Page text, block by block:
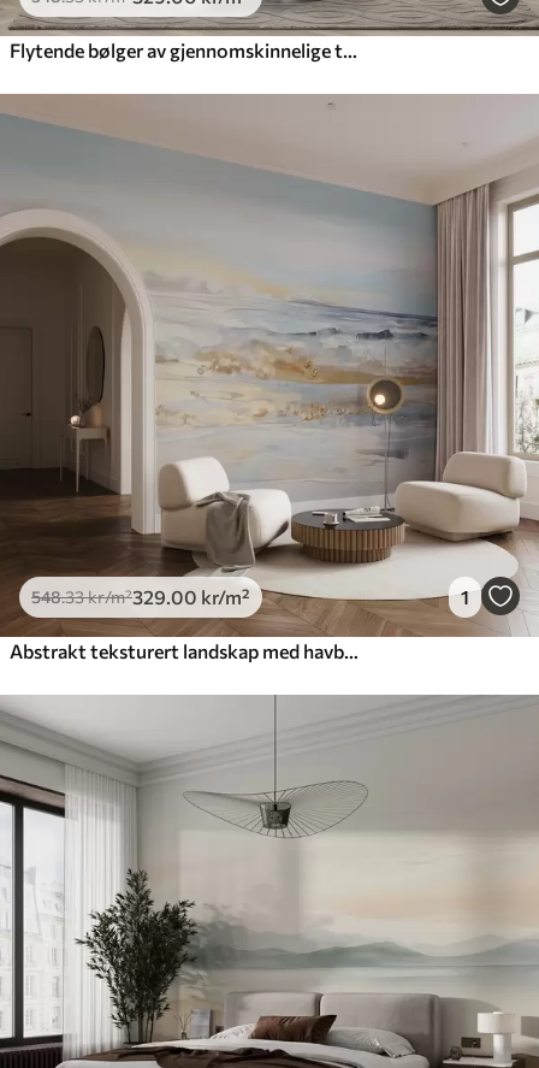
Flytende bølger av gjennomskinnelige teksturer i nyanser av mørkeblått, lyseblått og hvitt på en lys bakgrunn
548.33kr/m²329.00 kr/m² 1
Abstrakt teksturert landskap med havbølger som slår mot en sandstrand, myke pastellfarger, blå himmel med lette skyer